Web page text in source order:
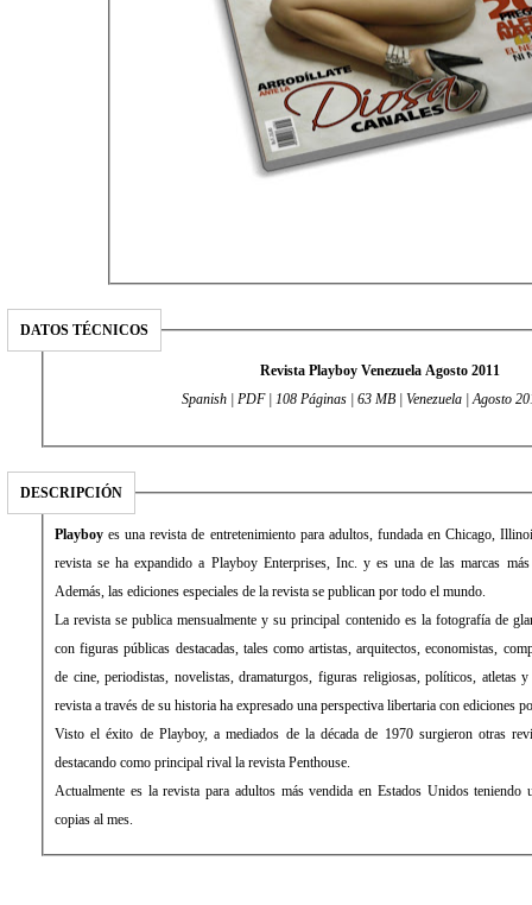
DATOS TÉCNICOS
Revista Playboy Venezuela Agosto 2011
Spanish | PDF | 108 Páginas | 63 MB | Venezuela | Agosto
DESCRIPCIÓN
Playboy es una revista de entretenimiento para adultos, fundada en Chicago,
revista se ha expandido a Playboy Enterprises, Inc. y es una de las marcas
Además, las ediciones especiales de la revista se publican por todo el mundo.
La revista se publica mensualmente y su principal contenido es la fotografía de
con figuras públicas destacadas, tales como artistas, arquitectos, economistas,
de cine, periodistas, novelistas, dramaturgos, figuras religiosas, políticos, atletas
revista a través de su historia ha expresado una perspectiva libertaria con ediciones
Visto el éxito de Playboy, a mediados de la década de 1970 surgieron otras
destacando como principal rival la revista Penthouse.
Actualmente es la revista para adultos más vendida en Estados Unidos
copias al mes.